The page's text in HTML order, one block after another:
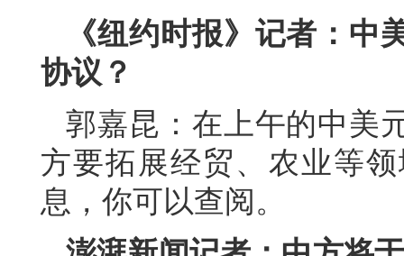
《纽约时报》记者：中
协议？
郭嘉昆：在上午的中美
方要拓展经贸、农业等
息，你可以查阅。